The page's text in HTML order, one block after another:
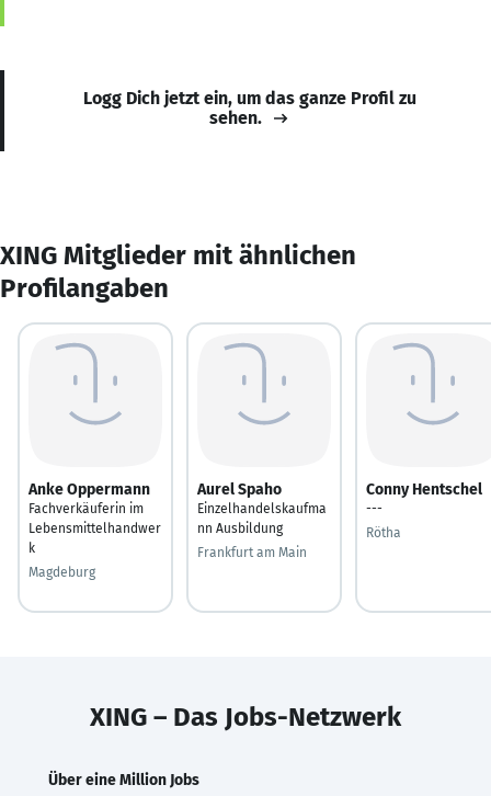
Logg Dich jetzt ein, um das ganze Profil zu
sehen.
XING Mitglieder mit ähnlichen
Profilangaben
Anke Oppermann
Fachverkäuferin im
Lebensmittelhandwer
k
Magdeburg
Aurel Spaho
Einzelhandelskaufma
nn Ausbildung
Frankfurt am Main
Conny Hentschel
---
Rötha
XING – Das Jobs-Netzwerk
Über eine Million Jobs